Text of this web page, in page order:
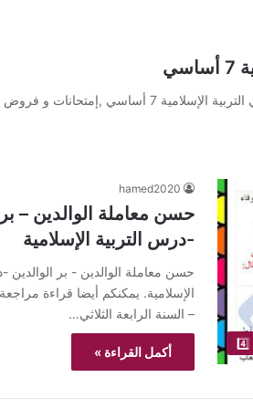
hamed2020
حسن معاملة الوالدين – بر
-درس التربية الإسلامية
حسن معاملة الوالدين - بر الوالدين
الإسلامية. يمكنكم أيضا قراءة
– السنة الرابعة الثلاثي…
أكمل القراءة »